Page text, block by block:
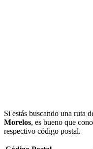
Si estás buscando una ruta
Morelos, es bueno que
respectivo código postal.